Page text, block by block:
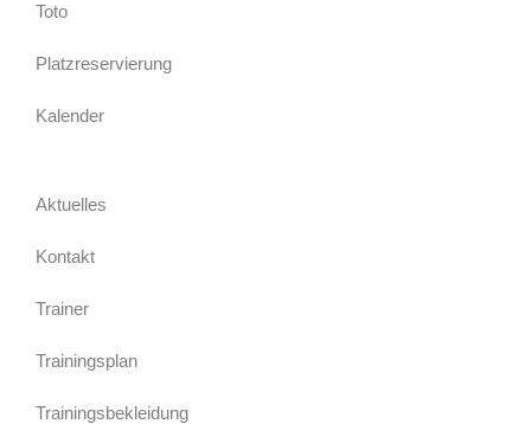
Toto
Platzreservierung
Kalender
Aktuelles
Kontakt
Trainer
Trainingsplan
Trainingsbekleidung